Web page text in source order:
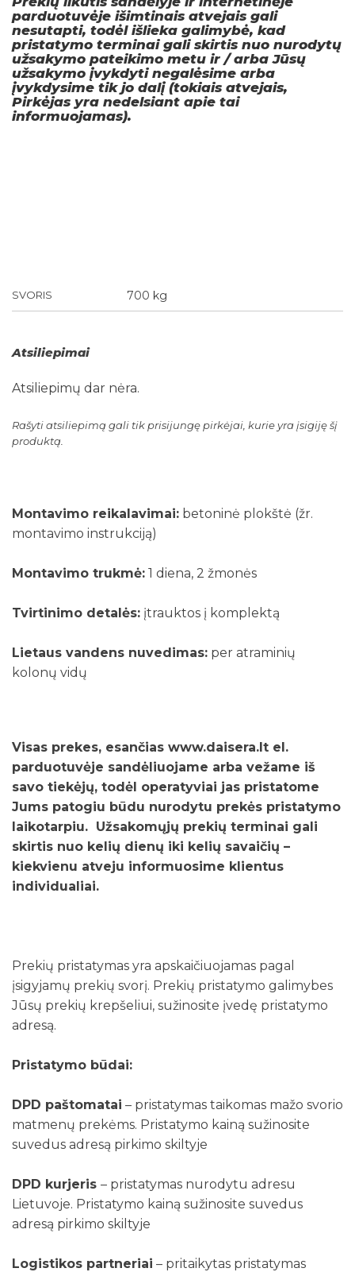
parduotuvėje išimtinais atvejais gali
nesutapti, todėl išlieka galimybė, kad
pristatymo terminai gali skirtis nuo nurodytų
užsakymo pateikimo metu ir / arba Jūsų
užsakymo įvykdyti negalėsime arba
įvykdysime tik jo dalį (tokiais atvejais,
Pirkėjas yra nedelsiant apie tai
informuojamas).
SVORIS 700 kg
Atsiliepimai
Atsiliepimų dar nėra.
Rašyti atsiliepimą gali tik prisijungę pirkėjai, kurie yra įsigiję šį
produktą.
Montavimo reikalavimai: betoninė plokštė (žr.
montavimo instrukciją)
Montavimo trukmė: 1 diena, 2 žmonės
Tvirtinimo detalės: įtrauktos į komplektą
Lietaus vandens nuvedimas: per atraminių
kolonų vidų
Visas prekes, esančias www.daisera.lt el.
parduotuvėje sandėliuojame arba vežame iš
savo tiekėjų, todėl operatyviai jas pristatome
Jums patogiu būdu nurodytu prekės pristatymo
laikotarpiu. Užsakomųjų prekių terminai gali
skirtis nuo kelių dienų iki kelių savaičių –
kiekvienu atveju informuosime klientus
individualiai.
Prekių pristatymas yra apskaičiuojamas pagal
įsigyjamų prekių svorį. Prekių pristatymo galimybes
Jūsų prekių krepšeliui, sužinosite įvedę pristatymo
adresą.
Pristatymo būdai:
DPD paštomatai – pristatymas taikomas mažo svorio
matmenų prekėms. Pristatymo kainą sužinosite
suvedus adresą pirkimo skiltyje
DPD kurjeris – pristatymas nurodytu adresu
Lietuvoje. Pristatymo kainą sužinosite suvedus
adresą pirkimo skiltyje
Logistikos partneriai – pritaikytas pristatymas